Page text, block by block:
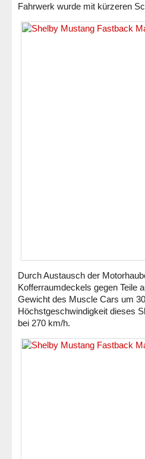
Fahrwerk wurde mit kürzeren
Durch Austausch der
Kofferraumdeckels gegen Teile
Gewicht des Muscle Cars um
Höchstgeschwindigkeit dieses
bei 270 km/h.